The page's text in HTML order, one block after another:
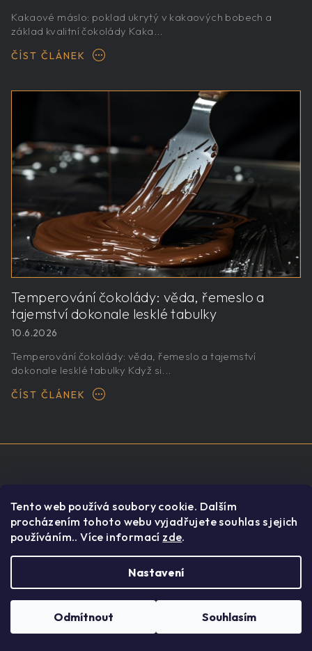
Tento web používá soubory cookie. Dalším
procházením tohoto webu vyjadřujete souhlas s jejich
používáním.. Více informací zde.
Nastavení
Odmítnout Souhlasím
Kakaové máslo: poklad ukrytý v kakaových bobech a
základ kvalitní čokolády Kaka...
ČÍST ČLÁNEK
Temperování čokolády: věda, řemeslo a
tajemství dokonale lesklé tabulky
10.6.2026
Temperování čokolády: věda, řemeslo a tajemství
dokonale lesklé tabulky Když si...
ČÍST ČLÁNEK
Odebírat
newsletter
Vložením e-mailu souhlasíte s